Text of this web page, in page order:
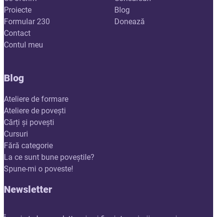
Proiecte
Formular 230
Contact
Contul meu
Blog
Donează
Blog
Ateliere de formare
Ateliere de povești
Cărți și povești
Cursuri
Fără categorie
La ce sunt bune poveștile?
Spune-mi o poveste!
Newsletter